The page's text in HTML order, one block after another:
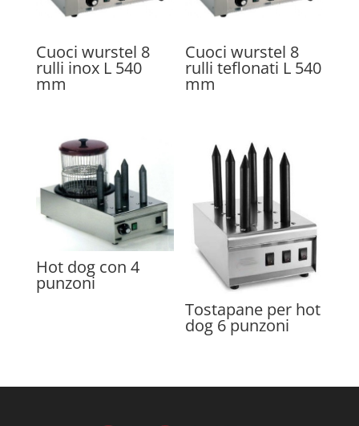
Cuoci wurstel 8
rulli inox L 540
mm
Cuoci wurstel 8
rulli teflonati L 540
mm
Hot dog con 4
punzoni
Tostapane per hot
dog 6 punzoni